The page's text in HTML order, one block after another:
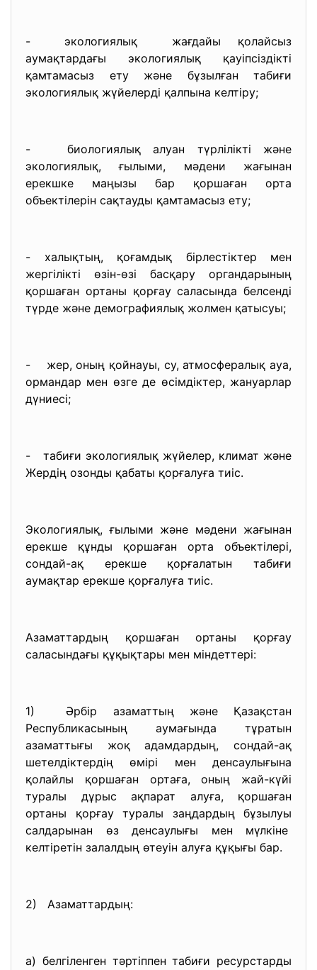
- экологиялық жағдайы қолайсыз
аумақтардағы экологиялық қауіпсіздікті
қамтамасыз ету және бұзылған табиғи
экологиялық жүйелерді қалпына келтіру;
- биологиялық алуан түрлілікті және
экологиялық, ғылыми, мәдени жағынан
ерекшке маңызы бар қоршаған орта
объектілерін сақтауды қамтамасыз ету;
- халықтың, қоғамдық бірлестіктер мен
жергілікті өзін-өзі басқару органдарының
қоршаған ортаны қорғау саласында белсенді
түрде және демографиялық жолмен қатысуы;
- жер, оның қойнауы, су, атмосфералық ауа,
ормандар мен өзге де өсімдіктер, жануарлар
дүниесі;
- табиғи экологиялық жүйелер, климат және
Жердің озонды қабаты қорғалуға тиіс.
Экологиялық, ғылыми және мәдени жағынан
ерекше құнды қоршаған орта объектілері,
сондай-ақ ерекше қорғалатын табиғи
аумақтар ерекше қорғалуға тиіс.
Азаматтардың қоршаған ортаны қорғау
саласындағы құқықтары мен міндеттері:
1) Әрбір азаматтың және Қазақстан
Республикасының аумағында тұратын
азаматтығы жоқ адамдардың, сондай-ақ
шетелдіктердің өмірі мен денсаулығына
қолайлы қоршаған ортаға, оның жай-күйі
туралы дұрыс ақпарат алуға, қоршаған
ортаны қорғау туралы заңдардың бұзылуы
салдарынан өз денсаулығы мен мүлкіне
келтіретін залалдың өтеуін алуға құқығы бар.
2) Азаматтардың:
а) белгіленген тәртіппен табиғи ресурстарды